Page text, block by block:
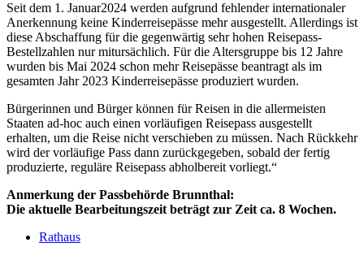
Seit dem 1. Januar2024 werden aufgrund fehlender internationaler
Anerkennung keine Kinderreisepässe mehr ausgestellt. Allerdings ist
diese Abschaffung für die gegenwärtig sehr hohen Reisepass-
Bestellzahlen nur mitursächlich. Für die Altersgruppe bis 12 Jahre
wurden bis Mai 2024 schon mehr Reisepässe beantragt als im
gesamten Jahr 2023 Kinderreisepässe produziert wurden.
Bürgerinnen und Bürger können für Reisen in die allermeisten
Staaten ad-hoc auch einen vorläufigen Reisepass ausgestellt
erhalten, um die Reise nicht verschieben zu müssen. Nach Rückkehr
wird der vorläufige Pass dann zurückgegeben, sobald der fertig
produzierte, reguläre Reisepass abholbereit vorliegt.“
Anmerkung der Passbehörde Brunnthal:
Die aktuelle Bearbeitungszeit beträgt zur Zeit ca. 8 Wochen.
Rathaus